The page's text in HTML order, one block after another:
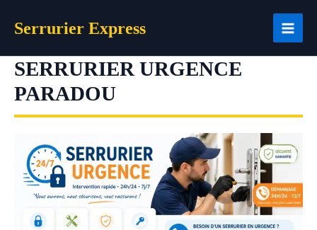
Serrurier Express
SERRURIER URGENCE
PARADOU